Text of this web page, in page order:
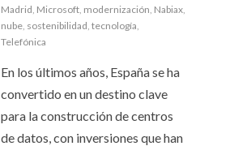
Madrid, Microsoft, modernización, Nabiax,
nube, sostenibilidad, tecnología,
Telefónica
En los últimos años, España se ha
convertido en un destino clave
para la construcción de centros
de datos, con inversiones que han